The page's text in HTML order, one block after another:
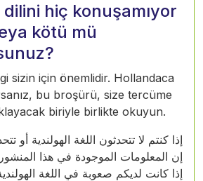
hiç konuşamıyor
kötü mü
sizin için önemlidir. Hollandaca
bu broşürü, size tercüme
biriyle birlikte okuyun.
إذا كنتم لا تتحدثون اللغة الهولندية أو
إن المعلومات الموجودة في هذا
إذا كانت لديكم صعوبة في اللغة